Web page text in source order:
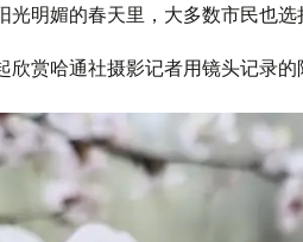
光明媚的春天里，大多数市民也
欣赏哈通社摄影记者用镜头记录的